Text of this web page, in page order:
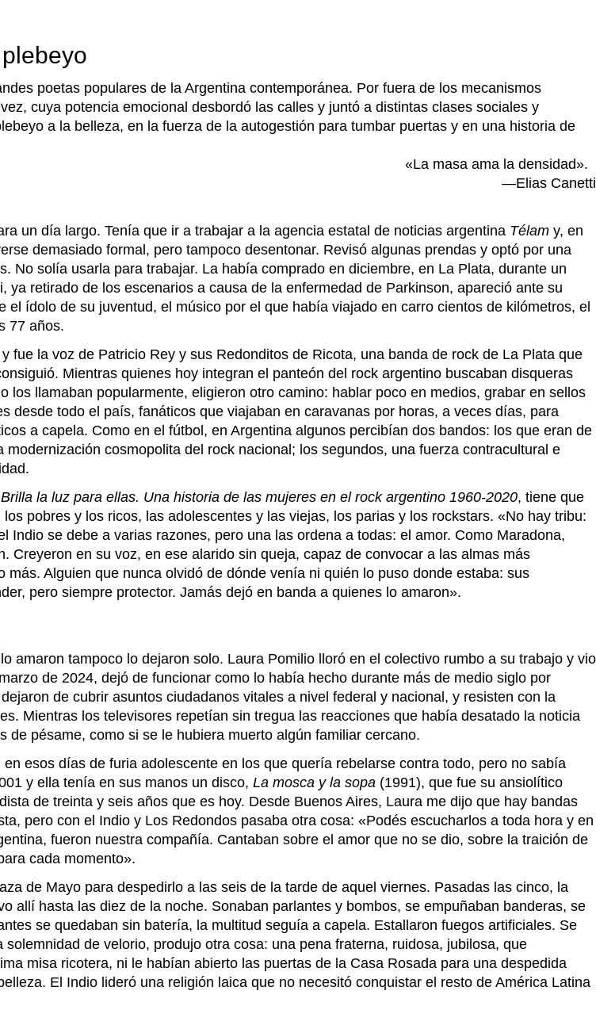
poetas populares de la Argentina contemporánea. Por fuera de los mecanismos
cuya potencia emocional desbordó las calles y juntó a distintas clases sociales y
a la belleza, en la fuerza de la autogestión para tumbar puertas y en una historia de
«La masa ama la densidad».
—Elias Canetti
un día largo. Tenía que ir a trabajar a la agencia estatal de noticias argentina Télam y, en
demasiado formal, pero tampoco desentonar. Revisó algunas prendas y optó por una
No solía usarla para trabajar. La había comprado en diciembre, en La Plata, durante un
retirado de los escenarios a causa de la enfermedad de Parkinson, apareció ante su
ídolo de su juventud, el músico por el que había viajado en carro cientos de kilómetros, el
77 años.
fue la voz de Patricio Rey y sus Redonditos de Ricota, una banda de rock de La Plata que
Mientras quienes hoy integran el panteón del rock argentino buscaban disqueras
llamaban popularmente, eligieron otro camino: hablar poco en medios, grabar en sellos
desde todo el país, fanáticos que viajaban en caravanas por horas, a veces días, para
a capela. Como en el fútbol, en Argentina algunos percibían dos bandos: los que eran de
modernización cosmopolita del rock nacional; los segundos, una fuerza contracultural e
Brilla la luz para ellas. Una historia de las mujeres en el rock argentino 1960-2020, tiene que
pobres y los ricos, las adolescentes y las viejas, los parias y los rockstars. «No hay tribu:
se debe a varias razones, pero una las ordena a todas: el amor. Como Maradona,
en su voz, en ese alarido sin queja, capaz de convocar a las almas más
Alguien que nunca olvidó de dónde venía ni quién lo puso donde estaba: sus
pero siempre protector. Jamás dejó en banda a quienes lo amaron».
amaron tampoco lo dejaron solo. Laura Pomilio lloró en el colectivo rumbo a su trabajo y vio
de 2024, dejó de funcionar como lo había hecho durante más de medio siglo por
de cubrir asuntos ciudadanos vitales a nivel federal y nacional, y resisten con la
Mientras los televisores repetían sin tregua las reacciones que había desatado la noticia
pésame, como si se le hubiera muerto algún familiar cercano.
esos días de furia adolescente en los que quería rebelarse contra todo, pero no sabía
y ella tenía en sus manos un disco, La mosca y la sopa (1991), que fue su ansiolítico
de treinta y seis años que es hoy. Desde Buenos Aires, Laura me dijo que hay bandas
pero con el Indio y Los Redondos pasaba otra cosa: «Podés escucharlos a toda hora y en
fueron nuestra compañía. Cantaban sobre el amor que no se dio, sobre la traición de
cada momento».
de Mayo para despedirlo a las seis de la tarde de aquel viernes. Pasadas las cinco, la
allí hasta las diez de la noche. Sonaban parlantes y bombos, se empuñaban banderas, se
se quedaban sin batería, la multitud seguía a capela. Estallaron fuegos artificiales. Se
de velorio, produjo otra cosa: una pena fraterna, ruidosa, jubilosa, que
misa ricotera, ni le habían abierto las puertas de la Casa Rosada para una despedida
El Indio lideró una religión laica que no necesitó conquistar el resto de América Latina